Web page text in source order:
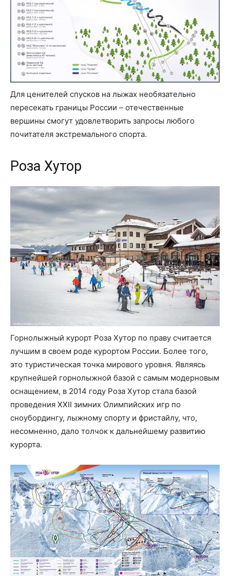
Для ценителей спусков на лыжах необязательно
пересекать границы России – отечественные
вершины смогут удовлетворить запросы любого
почитателя экстремального спорта.
Роза Хутор
Горнолыжный курорт Роза Хутор по праву считается
лучшим в своем роде курортом России. Более того,
это туристическая точка мирового уровня. Являясь
крупнейшей горнолыжной базой с самым модерновым
оснащением, в 2014 году Роза Хутор стала базой
проведения XXII зимних Олимпийских игр по
сноубордингу, лыжному спорту и фристайлу, что,
несомненно, дало толчок к дальнейшему развитию
курорта.